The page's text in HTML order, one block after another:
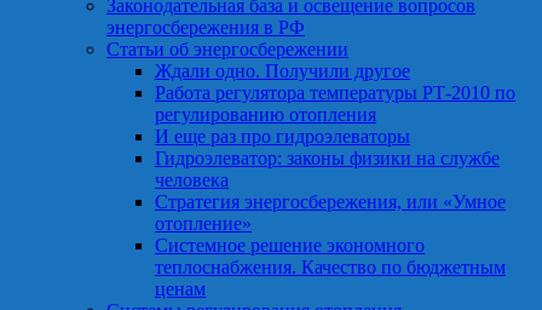
Законодательная база и освещение вопросов
энергосбережения в РФ
Статьи об энергосбережении
Ждали одно. Получили другое
Работа регулятора температуры РТ-2010 по
регулированию отопления
И еще раз про гидроэлеваторы
Гидроэлеватор: законы физики на службе
человека
Стратегия энергосбережения, или «Умное
отопление»
Системное решение экономного
теплоснабжения. Качество по бюджетным
ценам